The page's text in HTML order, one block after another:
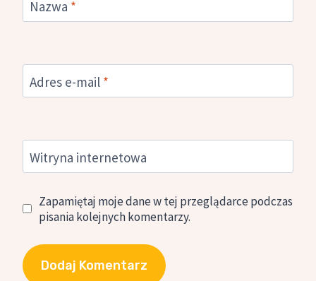
Nazwa *
Adres e-mail *
Witryna internetowa
Zapamiętaj moje dane w tej przeglądarce podczas
pisania kolejnych komentarzy.